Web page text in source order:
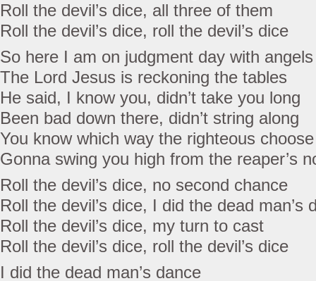
Roll the devil’s dice, all three of them
Roll the devil’s dice, roll the devil’s dice
So here I am on judgment day with angels
The Lord Jesus is reckoning the tables
He said, I know you, didn’t take you long
Been bad down there, didn’t string along
You know which way the righteous choose
Gonna swing you high from the reaper’s
Roll the devil’s dice, no second chance
Roll the devil’s dice, I did the dead man’s
Roll the devil’s dice, my turn to cast
Roll the devil’s dice, roll the devil’s dice
I did the dead man’s dance